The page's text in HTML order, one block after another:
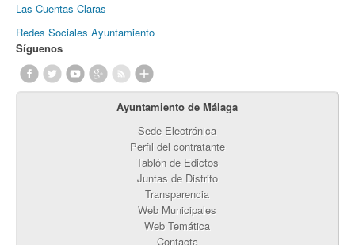
Las Cuentas Claras
Redes Sociales Ayuntamiento
Síguenos
Ayuntamiento de Málaga
Sede Electrónica
Perfil del contratante
Tablón de Edictos
Juntas de Distrito
Transparencia
Web Municipales
Web Temática
Contacta